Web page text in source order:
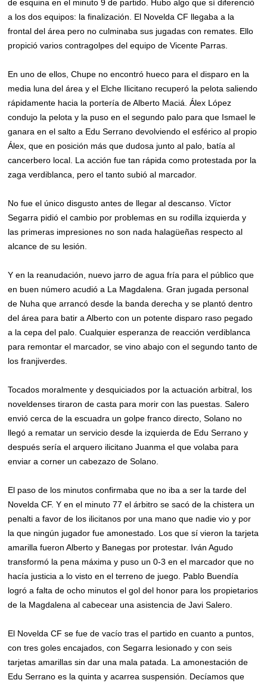
de esquina en el minuto 9 de partido. Hubo algo que sí diferenció
a los dos equipos: la finalización. El Novelda CF llegaba a la
frontal del área pero no culminaba sus jugadas con remates. Ello
propició varios contragolpes del equipo de Vicente Parras.
En uno de ellos, Chupe no encontró hueco para el disparo en la
media luna del área y el Elche Ilicitano recuperó la pelota saliendo
rápidamente hacia la portería de Alberto Maciá. Álex López
condujo la pelota y la puso en el segundo palo para que Ismael le
ganara en el salto a Edu Serrano devolviendo el esférico al propio
Álex, que en posición más que dudosa junto al palo, batía al
cancerbero local. La acción fue tan rápida como protestada por la
zaga verdiblanca, pero el tanto subió al marcador.
No fue el único disgusto antes de llegar al descanso. Víctor
Segarra pidió el cambio por problemas en su rodilla izquierda y
las primeras impresiones no son nada halagüeñas respecto al
alcance de su lesión.
Y en la reanudación, nuevo jarro de agua fría para el público que
en buen número acudió a La Magdalena. Gran jugada personal
de Nuha que arrancó desde la banda derecha y se plantó dentro
del área para batir a Alberto con un potente disparo raso pegado
a la cepa del palo. Cualquier esperanza de reacción verdiblanca
para remontar el marcador, se vino abajo con el segundo tanto de
los franjiverdes.
Tocados moralmente y desquiciados por la actuación arbitral, los
noveldenses tiraron de casta para morir con las puestas. Salero
envió cerca de la escuadra un golpe franco directo, Solano no
llegó a rematar un servicio desde la izquierda de Edu Serrano y
después sería el arquero ilicitano Juanma el que volaba para
enviar a corner un cabezazo de Solano.
El paso de los minutos confirmaba que no iba a ser la tarde del
Novelda CF. Y en el minuto 77 el árbitro se sacó de la chistera un
penalti a favor de los ilicitanos por una mano que nadie vio y por
la que ningún jugador fue amonestado. Los que sí vieron la tarjeta
amarilla fueron Alberto y Banegas por protestar. Iván Agudo
transformó la pena máxima y puso un 0-3 en el marcador que no
hacía justicia a lo visto en el terreno de juego. Pablo Buendía
logró a falta de ocho minutos el gol del honor para los propietarios
de la Magdalena al cabecear una asistencia de Javi Salero.
El Novelda CF se fue de vacío tras el partido en cuanto a puntos,
con tres goles encajados, con Segarra lesionado y con seis
tarjetas amarillas sin dar una mala patada. La amonestación de
Edu Serrano es la quinta y acarrea suspensión. Decíamos que